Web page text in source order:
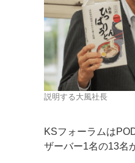
会社案内 購
説明する大風社長
KSフォーラムは
ザーバー1名の13名